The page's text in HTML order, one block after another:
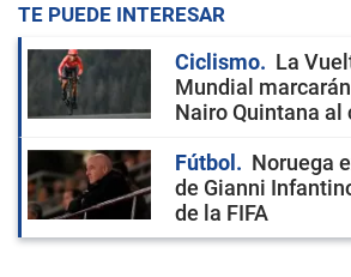
TE PUEDE INTERESAR
Ciclismo
La
Mundial
Nairo Quintana
Fútbol
Noruega
de Gianni
de la FIFA